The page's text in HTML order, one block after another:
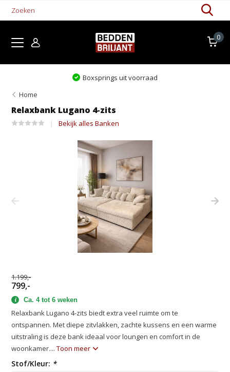
0
Levertijd 1-5 werkdagen
Home
Relaxbank Lugano 4-zits
Bekijk alles Banken
1.199,-
799,-
Ca. 4 tot 6 weken
Relaxbank Lugano 4-zits biedt extra veel ruimte om te
ontspannen. Met diepe zitvlakken, zachte kussens en een warme
uitstraling is deze bank ideaal voor loungen en comfort in de
woonkamer....Toon meer
Stof/Kleur: *